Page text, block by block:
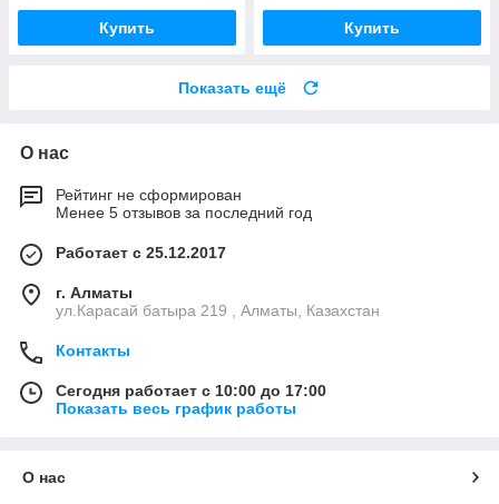
Купить Купить
Показать ещё
О нас
Рейтинг не сформирован
Менее 5 отзывов за последний год
Работает с 25.12.2017
г. Алматы
ул.Карасай батыра 219 , Алматы, Казахстан
Контакты
Сегодня работает с 10:00 до 17:00
Показать весь график работы
О нас